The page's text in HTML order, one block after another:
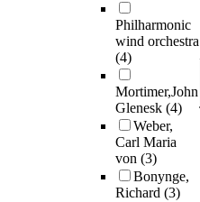
Philharmonic
wind orchestra
(4)
Mortimer,John
Glenesk (4)
Weber,
Carl Maria
von (3)
Bonynge,
Richard (3)